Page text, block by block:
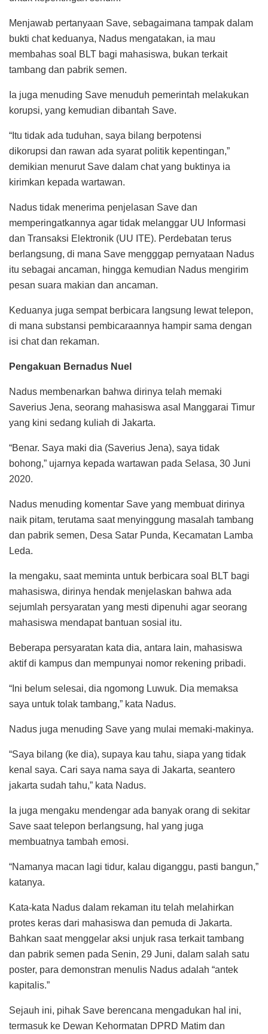
Menjawab pertanyaan Save, sebagaimana tampak dalam
bukti chat keduanya, Nadus mengatakan, ia mau
membahas soal BLT bagi mahasiswa, bukan terkait
tambang dan pabrik semen.
Ia juga menuding Save menuduh pemerintah melakukan
korupsi, yang kemudian dibantah Save.
“Itu tidak ada tuduhan, saya bilang berpotensi
dikorupsi dan rawan ada syarat politik kepentingan,”
demikian menurut Save dalam chat yang buktinya ia
kirimkan kepada wartawan.
Nadus tidak menerima penjelasan Save dan
memperingatkannya agar tidak melanggar UU Informasi
dan Transaksi Elektronik (UU ITE). Perdebatan terus
berlangsung, di mana Save mengggap pernyataan Nadus
itu sebagai ancaman, hingga kemudian Nadus mengirim
pesan suara makian dan ancaman.
Keduanya juga sempat berbicara langsung lewat telepon,
di mana substansi pembicaraannya hampir sama dengan
isi chat dan rekaman.
Pengakuan Bernadus Nuel
Nadus membenarkan bahwa dirinya telah memaki
Saverius Jena, seorang mahasiswa asal Manggarai Timur
yang kini sedang kuliah di Jakarta.
“Benar. Saya maki dia (Saverius Jena), saya tidak
bohong,” ujarnya kepada wartawan pada Selasa, 30 Juni
2020.
Nadus menuding komentar Save yang membuat dirinya
naik pitam, terutama saat menyinggung masalah tambang
dan pabrik semen, Desa Satar Punda, Kecamatan Lamba
Leda.
Ia mengaku, saat meminta untuk berbicara soal BLT bagi
mahasiswa, dirinya hendak menjelaskan bahwa ada
sejumlah persyaratan yang mesti dipenuhi agar seorang
mahasiswa mendapat bantuan sosial itu.
Beberapa persyaratan kata dia, antara lain, mahasiswa
aktif di kampus dan mempunyai nomor rekening pribadi.
“Ini belum selesai, dia ngomong Luwuk. Dia memaksa
saya untuk tolak tambang,” kata Nadus.
Nadus juga menuding Save yang mulai memaki-makinya.
“Saya bilang (ke dia), supaya kau tahu, siapa yang tidak
kenal saya. Cari saya nama saya di Jakarta, seantero
jakarta sudah tahu,” kata Nadus.
Ia juga mengaku mendengar ada banyak orang di sekitar
Save saat telepon berlangsung, hal yang juga
membuatnya tambah emosi.
“Namanya macan lagi tidur, kalau diganggu, pasti bangun,”
katanya.
Kata-kata Nadus dalam rekaman itu telah melahirkan
protes keras dari mahasiswa dan pemuda di Jakarta.
Bahkan saat menggelar aksi unjuk rasa terkait tambang
dan pabrik semen pada Senin, 29 Juni, dalam salah satu
poster, para demonstran menulis Nadus adalah “antek
kapitalis.”
Sejauh ini, pihak Save berencana mengadukan hal ini,
termasuk ke Dewan Kehormatan DPRD Matim dan